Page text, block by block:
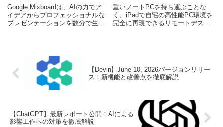
Google Mixboardは、AIの力でア
イデアからプロフェッショナルな
プレゼンテーションを数分で生成
未来の働き方について、専門ライ
ターが深掘り解説します。
重いノートPCを持ち運ぶことな
く、iPadで自宅の高性能PC環境を
完全に再現できるリモートデスク
【Devin】June 10, 2026バージョンリリー
ス！新機能と改善点を徹底解説
【ChatGPT】最新レポート公開！AIによる
影響工作への対策を徹底解説